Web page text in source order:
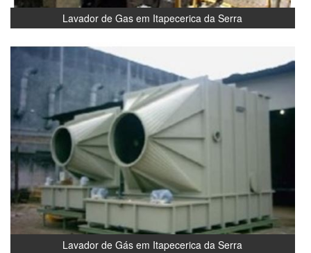
Lavador de Gas em Itapecerica da Serra
Lavador de Gás em Itapecerica da Serra